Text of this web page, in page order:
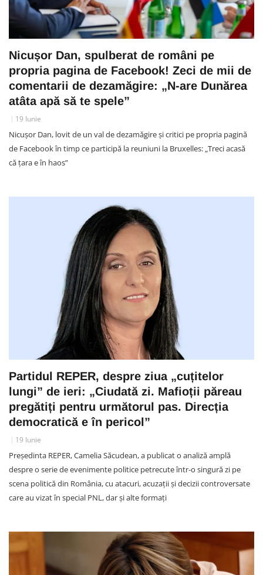
Nicușor Dan, spulberat de români pe
propria pagina de Facebook! Zeci de mii de
comentarii de dezamăgire: „N-are Dunărea
atâta apă să te spele”
19 Iunie
Nicușor Dan, lovit de un val de dezamăgire și critici pe propria pagină
de Facebook în timp ce participă la reuniuni la Bruxelles: „Treci acasă
că țara e în haos”
Partidul REPER, despre ziua „cuțitelor
lungi” de ieri: „Ciudată zi. Mafioții păreau
pregătiți pentru următorul pas. Direcția
democratică e în pericol”
19 Iunie
Președinta REPER, Camelia Săcudean, a publicat o analiză amplă
despre o serie de evenimente politice petrecute într-o singură zi pe
scena politică din România, cu atacuri, acuzații și decizii controversate
care au vizat în special PNL, dar și alte formați